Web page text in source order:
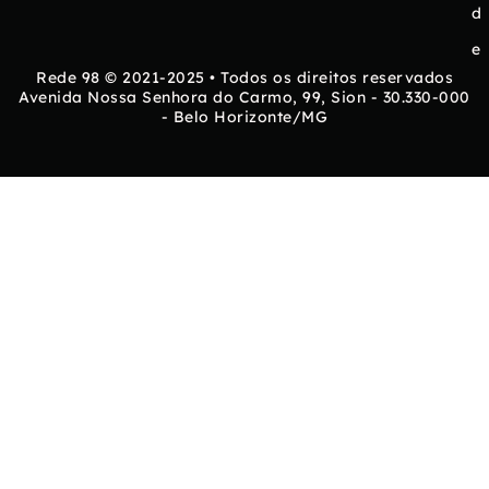
d
e
Rede 98 © 2021-2025 • Todos os direitos reservados
Avenida Nossa Senhora do Carmo, 99, Sion - 30.330-000
- Belo Horizonte/MG